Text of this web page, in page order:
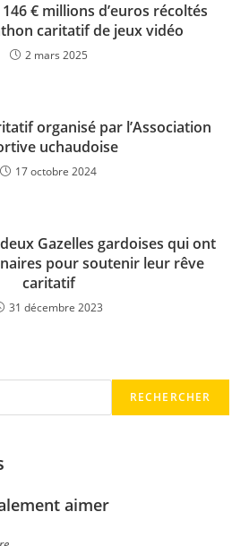
€ millions d’euros récoltés
caritatif de jeux vidéo
2 mars 2025
organisé par l’Association
uchaudoise
17 octobre 2024
deux Gazelles gardoises qui ont
pour soutenir leur rêve
caritatif
31 décembre 2023
RECHERCHER
aimer